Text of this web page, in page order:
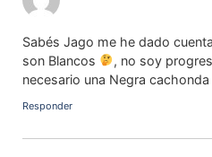
Sabés Jago me he dado
son Blancos
, no soy
necesario una Negra cachonda
Responder